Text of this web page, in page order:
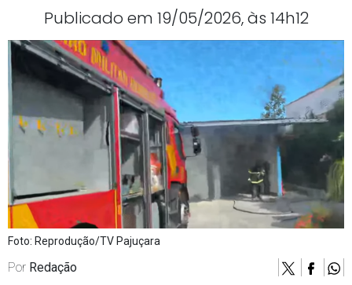
Publicado em 19/05/2026, às 14h12
Foto: Reprodução/TV Pajuçara
Por Redação